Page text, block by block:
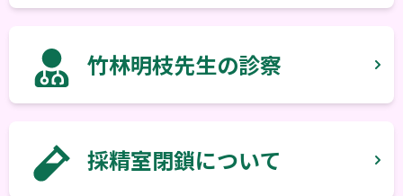
竹林明枝先生の診察
採精室閉鎖について